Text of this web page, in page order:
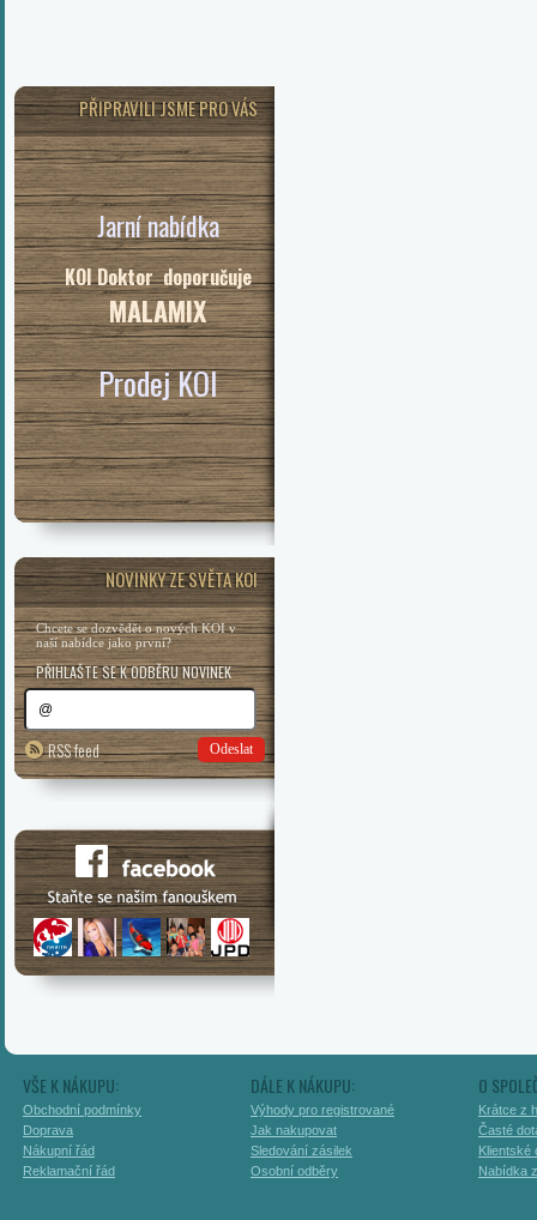
PŘIPRAVILI JSME PRO VÁS
Jarní nabídka
KOI Doktor doporučuje
MALAMIX
Prodej KOI
NOVINKY ZE SVĚTA KOI
Chcete se dozvědět o nových KOI v
naší nabídce jako první?
PŘIHLAŠTE SE K ODBĚRU NOVINEK
RSS feed Odeslat
VŠE K NÁKUPU:
Obchodní podmínky
Doprava
Nákupní řád
Reklamační řád
DÁLE K NÁKUPU:
Výhody pro registrované
Jak nakupovat
Sledování zásilek
Osobní odběry
O
Krátce z
Časté
Klientské
Nabídka